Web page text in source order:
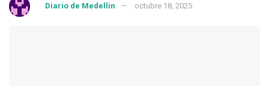
Diario de Medellin octubre 18, 2025